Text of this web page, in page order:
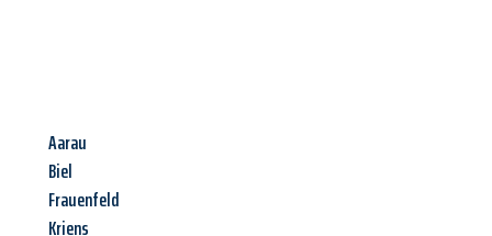
Aarau
Biel
Frauenfeld
Kriens